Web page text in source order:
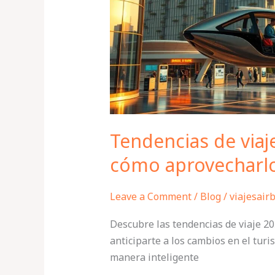
Tendencias de
cómo
Leave a Comment/ Blog/
Descubre las tendencias de viaje
anticiparte a los cambios en el
manera inteligente
viene
(y
cómo
aprovecharlo)